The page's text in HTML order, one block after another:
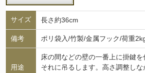
サイズ 長さ約36cm
備考 ポリ袋入/竹製/金属フック/荷重
用途
床の間などの壁の一番上に掛鍵を
それに吊るします。高さ調整しな